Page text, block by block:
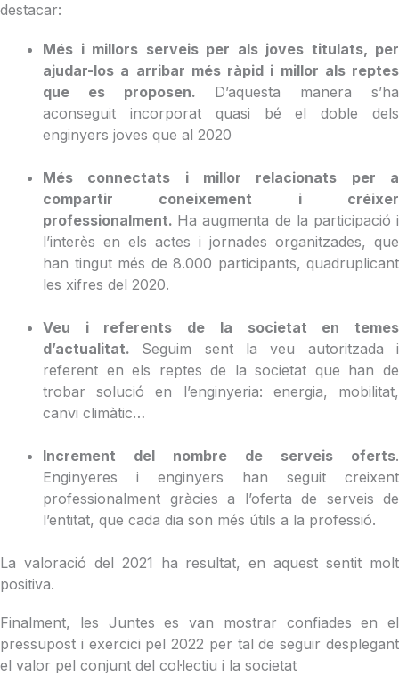
destacar:
Més i millors serveis per als joves titulats, per
ajudar-los a arribar més ràpid i millor als reptes
que es proposen. D’aquesta manera s’ha
aconseguit incorporat quasi bé el doble dels
enginyers joves que al 2020
Més connectats i millor relacionats per a
compartir coneixement i créixer
professionalment. Ha augmenta de la participació i
l’interès en els actes i jornades organitzades, que
han tingut més de 8.000 participants, quadruplicant
les xifres del 2020.
Veu i referents de la societat en temes
d’actualitat. Seguim sent la veu autoritzada i
referent en els reptes de la societat que han de
trobar solució en l’enginyeria: energia, mobilitat,
canvi climàtic…
Increment del nombre de serveis oferts.
Enginyeres i enginyers han seguit creixent
professionalment gràcies a l’oferta de serveis de
l’entitat, que cada dia son més útils a la professió.
La valoració del 2021 ha resultat, en aquest sentit molt
positiva.
Finalment, les Juntes es van mostrar confiades en el
pressupost i exercici pel 2022 per tal de seguir desplegant
el valor pel conjunt del col·lectiu i la societat